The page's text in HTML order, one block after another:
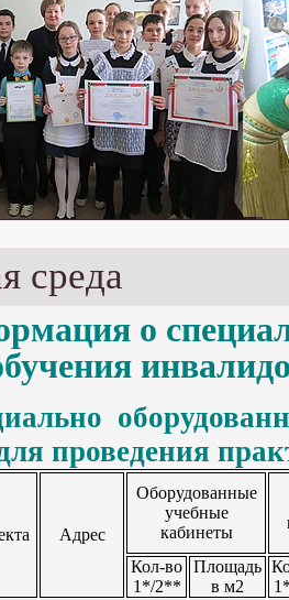
среда
о
проведения
Адрес
Оборудованные
учебные
кабинеты
Кол-во
1*/2**
Площадь
в м2